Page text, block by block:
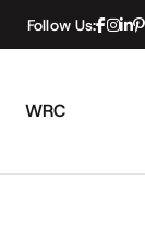
Follow Us:
WRC